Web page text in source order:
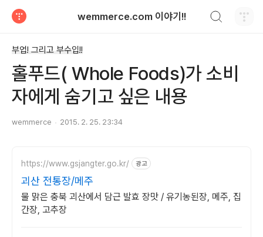
wemmerce.com 이야기!!
부업! 그리고 부수입!!
홀푸드( Whole Foods)가 소비
자에게 숨기고 싶은 내용
wemmerce 2015. 2. 25. 23:34
https://www.gsjangter.go.kr/ 광고
괴산 전통장/메주
물 맑은 충북 괴산에서 담근 발효 장맛 / 유기농된장, 메주, 집
간장, 고추장